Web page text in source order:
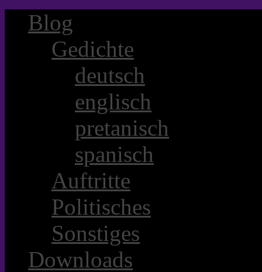
Blog
Gedichte
deutsch
englisch
pretanisch
spanisch
Auftritte
Politisches
Sonstiges
Downloads